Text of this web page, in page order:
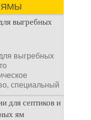
ЯМЫ
выгребных
выгребных
специальный
который
для септиков и
ям